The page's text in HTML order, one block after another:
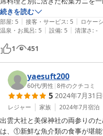
刺身や甲羅焼き、焼きガニにして
カニの刺身は、甘味があって口
みそが濃厚で臭みがなく、とて
あって美味しかったです。
会席料理も新鮮なお魚の刺身や
ました。大満足でした。
お部屋は広くて眺めが良く、お
ました。疲れが取れたような気
ます。
続きを読む
部屋: 5 | 接客・サービス: 5 | ロケー
温泉・お風呂: 5 | 設備: 5 | 清潔さ: -
1 451
yaesuft200
60代/男性 |8件のクチコミ
5 2024年7月31日
レジャー 家族 2024年7月宿泊
出雲大社と美保神社の両参りの
は、①新鮮な魚介類の食事が堪